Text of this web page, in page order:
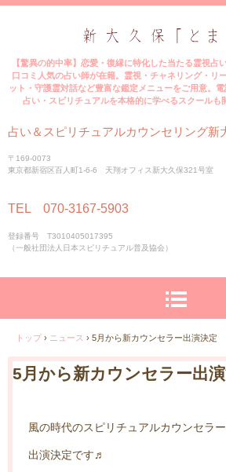
【驚異の的中率】恋愛・復縁に特化した当たる霊視占
口コミ人気の占い師が在籍。霊視・チャネリング・リ
ット・守護霊対話など豊富な鑑定メニューをご用意。
占い・スピリチュアルを本格的に学べるスクールも
占い＆スピリチュアルカウンセリング新
〒169-0073
東京都新宿区百人町1-6-6 天翔オフィス新大久保321号室
TEL 070-3167-5903
登録番号 T3010405017395
（一般社団法人日本スピリチュアル普及協会）
トップ › ニュース › 5月から新カウンセラー出演決定
5月から新カウンセラー出
風の時代のスピリチュアルカウンセラー
出演決定です♬